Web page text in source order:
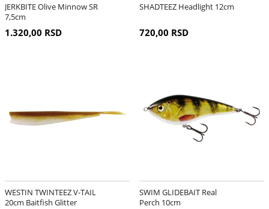
JERKBITE Olive Minnow SR
7,5cm
1.320,00 RSD
SHADTEEZ Headlight 12cm
720,00 RSD
WESTIN TWINTEEZ V-TAIL
20cm Baitfish Glitter
SWIM GLIDEBAIT Real
Perch 10cm